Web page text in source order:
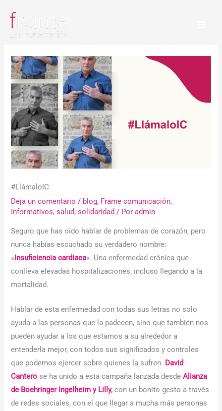
contenido
#LlámaloIC
Deja un comentario / blog, Frame comunicación,
Informativos,salud,solidaridad / Poradmin
Seguro que has oído hablar de problemas de corazón, pero
nunca habías escuchado su verdadero nombre:
«Insuficiencia cardiaca«. Una enfermedad crónica que
conlleva elevadas hospitalizaciones, incluso llegando a la
mortalidad.
Hablar de esta enfermedad con todas sus letras no solo
ayuda a las personas que la padecen, sino que también nos
pueden ayudar a los que estamos a su alrededor a
entenderla mejor, con todos sus significados y controles
que podemos ejercer sobre quienes la sufren. David
Cantero se ha unido a esta campaña lanzada desdeAlianza
de Boehringer Ingelheim y Lilly,con un bonito gesto a través
de redes sociales, con el que llegar a mucha más personas